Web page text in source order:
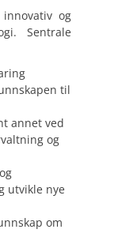
og
Sentrale
til
annet ved
og
utvikle nye
om